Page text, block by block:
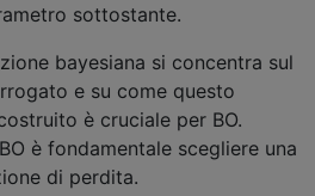
sottostante.
bayesiana si concentra sul
e su come questo
è cruciale per BO.
è fondamentale scegliere una
di perdita.